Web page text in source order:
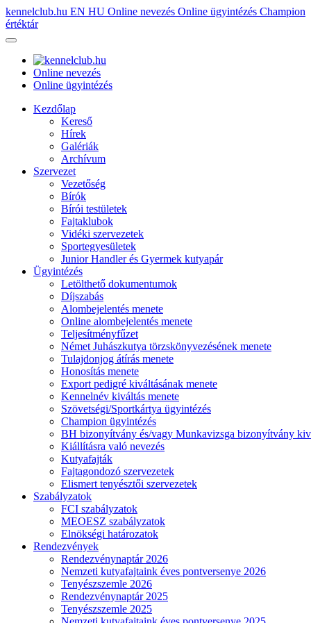
kennelclub.hu EN HU Online nevezés Online ügyintézés Champion
értéktár
Online nevezés
Online ügyintézés
Kezdőlap
Kereső
Hírek
Galériák
Archívum
Szervezet
Vezetőség
Bírók
Bírói testületek
Fajtaklubok
Vidéki szervezetek
Sportegyesületek
Junior Handler és Gyermek kutyapár
Ügyintézés
Letölthető dokumentumok
Díjszabás
Alombejelentés menete
Online alombejelentés menete
Teljesítményfűzet
Német Juhászkutya törzskönyvezésének menete
Tulajdonjog átírás menete
Honosítás menete
Export pedigré kiváltásának menete
Kennelnév kiváltás menete
Szövetségi/Sportkártya ügyintézés
Champion ügyintézés
BH bizonyítvány és/vagy Munkavizsga bizonyítvány
Kiállításra való nevezés
Kutyafajták
Fajtagondozó szervezetek
Elismert tenyésztői szervezetek
Szabályzatok
FCI szabályzatok
MEOESZ szabályzatok
Elnökségi határozatok
Rendezvények
Rendezvénynaptár 2026
Nemzeti kutyafajtaink éves pontversenye 2026
Tenyészszemle 2026
Rendezvénynaptár 2025
Tenyészszemle 2025